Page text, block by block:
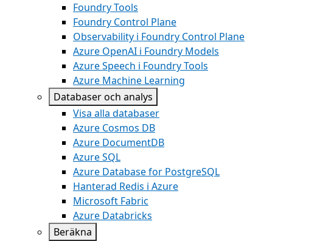
Foundry Tools
Foundry Control Plane
Observability i Foundry Control Plane
Azure OpenAI i Foundry Models
Azure Speech i Foundry Tools
Azure Machine Learning
Databaser och analys
Visa alla databaser
Azure Cosmos DB
Azure DocumentDB
Azure SQL
Azure Database for PostgreSQL
Hanterad Redis i Azure
Microsoft Fabric
Azure Databricks
Beräkna